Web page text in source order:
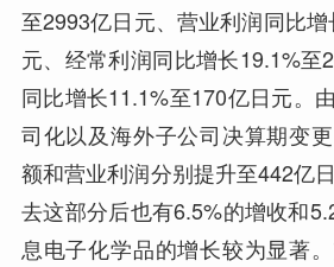
至2993亿日元、营业利润同比
元、经常利润同比增长19.1%至
同比增长11.1%至170亿日元。
司化以及海外子公司决算期变
额和营业利润分别提升至442亿
去这部分后也有6.5%的增收和
息电子化学品的增长较为显著